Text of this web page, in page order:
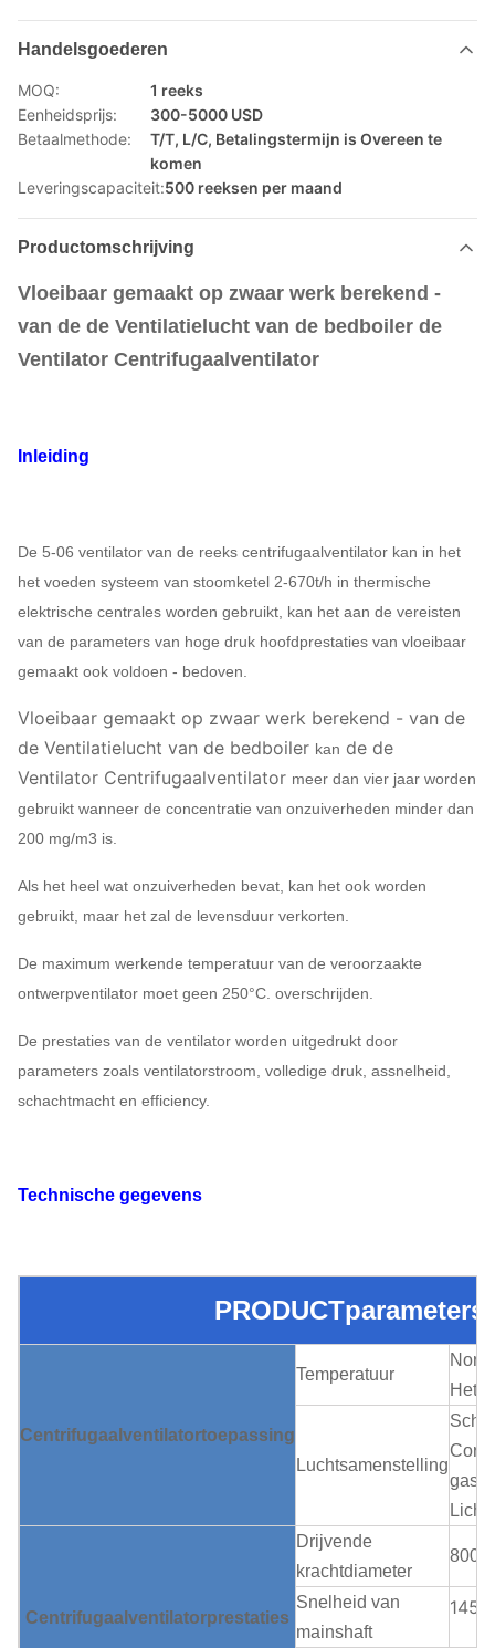
Handelsgoederen
MOQ:
1 reeks
Eenheidsprijs:
300-5000 USD
Betaalmethode:
T/T, L/C, Betalingstermijn is Overeen te
komen
Leveringscapaciteit:500 reeksen per maand
Productomschrijving
Vloeibaar gemaakt op zwaar werk berekend -
van de de Ventilatielucht van de bedboiler de
Ventilator Centrifugaalventilator
Inleiding
De 5-06 ventilator van de reeks centrifugaalventilator kan in het
het voeden systeem van stoomketel 2-670t/h in thermische
elektrische centrales worden gebruikt, kan het aan de vereisten
van de parameters van hoge druk hoofdprestaties van vloeibaar
gemaakt ook voldoen - bedoven.
Vloeibaar gemaakt op zwaar werk berekend - van de
de Ventilatielucht van de bedboiler kan de de
Ventilator Centrifugaalventilator meer dan vier jaar worden
gebruikt wanneer de concentratie van onzuiverheden minder dan
200 mg/m3 is.
Als het heel wat onzuiverheden bevat, kan het ook worden
gebruikt, maar het zal de levensduur verkorten.
De maximum werkende temperatuur van de veroorzaakte
ontwerpventilator moet geen 250°C. overschrijden.
De prestaties van de ventilator worden uitgedrukt door
parameters zoals ventilatorstroom, volledige druk, assnelheid,
schachtmacht en efficiency.
Technische gegevens
PRODUCTparameters
Centrifugaalventilatortoepassing
Temperatuur
Hete
Luchtsamenstelling
gas,
Centrifugaalventilatorprestaties
Drijvende
krachtdiameter
Snelheid van
mainshaft
1450